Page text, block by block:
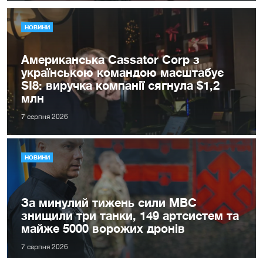
НОВИНИ
Американська Cassator Corp з
українською командою масштабує
SI8: виручка компанії сягнула $1,2
млн
7 серпня 2026
НОВИНИ
За минулий тижень сили МВС
знищили три танки, 149 артсистем та
майже 5000 ворожих дронів
7 серпня 2026